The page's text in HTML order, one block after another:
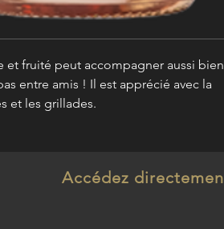
et fruité peut accompagner aussi
entre amis ! Il est apprécié avec la
et les grillades.
Accédez